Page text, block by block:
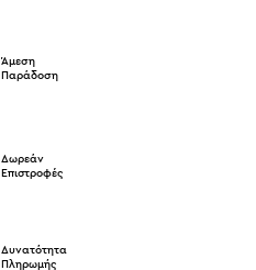
Άμεση
Παράδοση
Δωρεάν
Επιστροφές
Δυνατότητα
Πληρωμής